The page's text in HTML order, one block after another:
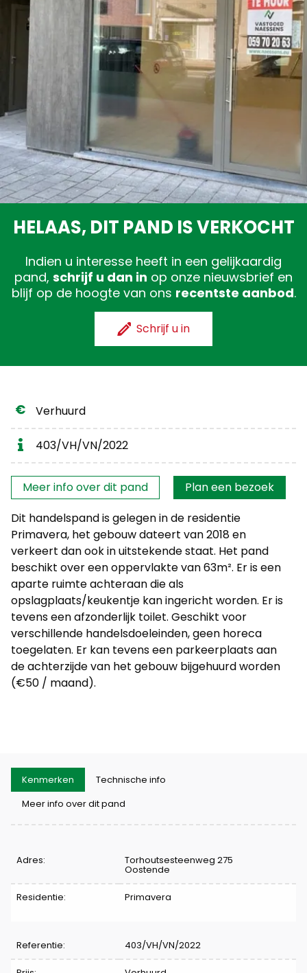
Gratis schatting
HELAAS, DIT PAND IS VERKOCHT
Indien u interesse heeft in een gelijkaardig
pand, schrijf u dan in op onze nieuwsbrief en
blijf op de hoogte van ons recentste aanbod.
Schrijf u in
Verhuurd
403/VH/VN/2022
Interesse?
Meer info over dit pand
Plan een bezoek
Dit handelspand is gelegen in de residentie
Primavera, het gebouw dateert van 2018 en
verkeert dan ook in uitstekende staat. Het pand
beschikt over een oppervlakte van 63m². Er is een
aparte ruimte achteraan die als
opslagplaats/keukentje kan ingericht worden. Er is
tevens een afzonderlijk toilet. Geschikt voor
verschillende handelsdoeleinden, geen horeca
toegelaten. Er kan tevens een parkeerplaats aan
de achterzijde van het gebouw bijgehuurd worden
(€50 / maand).
Kenmerken
Technische info
Meer info over dit pand
Kenmerken
Adres: Torhoutsesteenweg 275
Oostende
Residentie: Primavera
Referentie: 403/VH/VN/2022